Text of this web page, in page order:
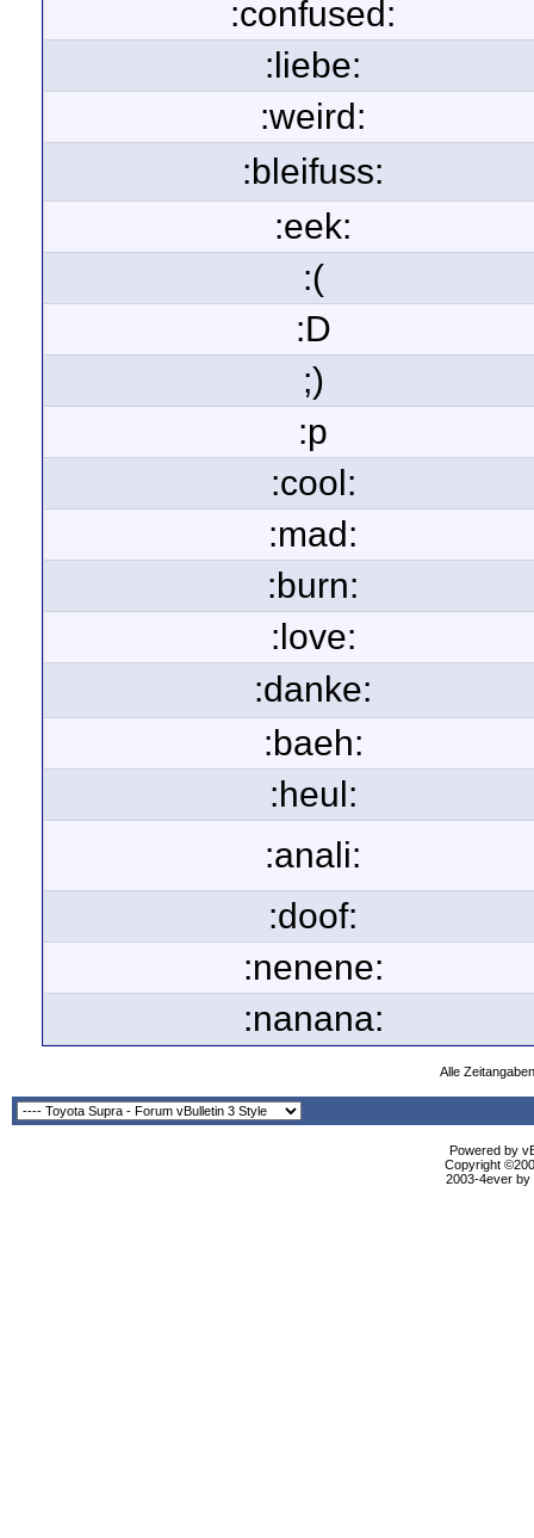
:confused:
:liebe:
:weird:
:bleifuss:
:eek:
:(
:D
;)
:p
:cool:
:mad:
:burn:
:love:
:danke:
:baeh:
:heul:
:anali:
:doof:
:nenene:
:nanana:
Alle
Powered by
Copyright
2003-4ever by